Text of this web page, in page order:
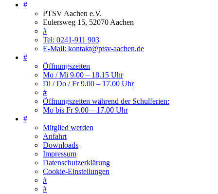
#
PTSV Aachen e.V.
Eulersweg 15, 52070 Aachen
#
Tel: 0241-911 903
E-Mail: kontakt@ptsv-aachen.de
#
Öffnungszeiten
Mo / Mi 9.00 – 18.15 Uhr
Di / Do / Fr 9.00 – 17.00 Uhr
#
Öffnungszeiten während der Schulferien:
Mo bis Fr 9.00 – 17.00 Uhr
#
Mitglied werden
Anfahrt
Downloads
Impressum
Datenschutzerklärung
Cookie-Einstellungen
#
#